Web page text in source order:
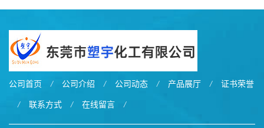
公司首页 / 公司介绍 / 公司动态 / 产品展厅 / 证书荣誉
/ 联系方式 / 在线留言 /